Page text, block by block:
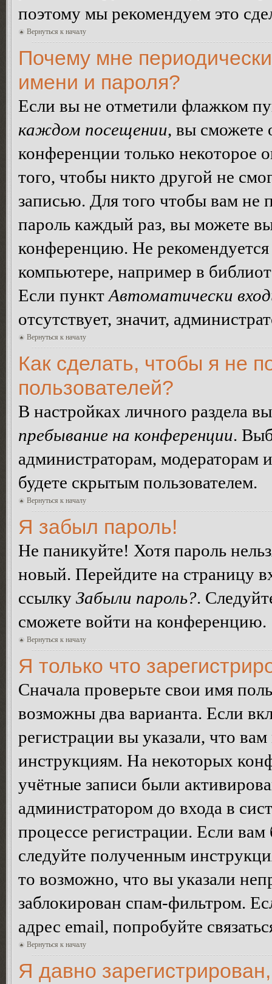
поэтому мы рекомендуем это
Вернуться к началу
Почему мне
имени и пароля?
Если вы не отметили флажком
каждом посещении, вы сможете
конференции только некоторое
того, чтобы никто другой не
записью. Для того чтобы вам не
пароль каждый раз, вы можете
конференцию. Не
компьютере, например в
Если пункт Автоматически
отсутствует, значит,
Вернуться к началу
Как сделать, чтобы я не
пользователей?
В настройках личного раздела
пребывание на конференции.
администраторам, модераторам
будете скрытым пользователем.
Вернуться к началу
Я забыл пароль!
Не паникуйте! Хотя пароль
новый. Перейдите на страницу
ссылку Забыли пароль?.
сможете войти на конференцию.
Вернуться к началу
Я только что
Сначала проверьте свои имя
возможны два варианта. Если
регистрации вы указали, что
инструкциям. На некоторых
учётные записи были
администратором до входа в
процессе регистрации. Если
следуйте полученным
то возможно, что вы указали
заблокирован спам-фильтром.
адрес email, попробуйте
Вернуться к началу
Я давно